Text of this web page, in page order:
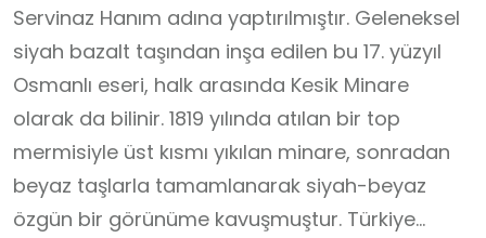
Servinaz Hanım adına yaptırılmıştır. Geleneksel
siyah bazalt taşından inşa edilen bu 17. yüzyıl
Osmanlı eseri, halk arasında Kesik Minare
olarak da bilinir. 1819 yılında atılan bir top
mermisiyle üst kısmı yıkılan minare, sonradan
beyaz taşlarla tamamlanarak siyah-beyaz
özgün bir görünüme kavuşmuştur. Türkiye